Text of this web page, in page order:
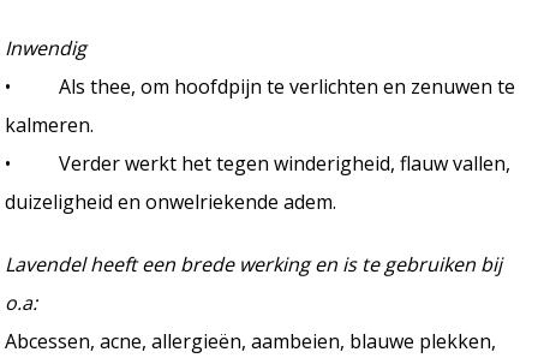
Inwendig
• Als thee, om hoofdpijn te verlichten en zenuwen te
kalmeren.
• Verder werkt het tegen winderigheid, flauw vallen,
duizeligheid en onwelriekende adem.
Lavendel heeft een brede werking en is te gebruiken bij
o.a:
Abcessen, acne, allergieën, aambeien, blauwe plekken,